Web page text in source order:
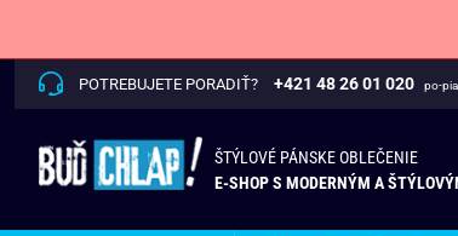
POTREBUJETE PORADIŤ? +421 48 26 01 020 po-
ŠTÝLOVÉ PÁNSKE OBLEČENIE
E-SHOP S MODERNÝM A